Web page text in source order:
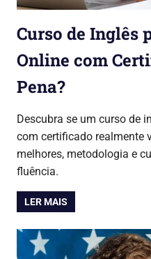
Curso de Inglês
Online com
Pena?
Descubra se um curso de
com certificado realmente
melhores, metodologia e
fluência.
LER MAIS